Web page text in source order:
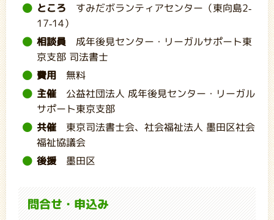
ところ すみだボランティアセンター（東向島2-
17-14）
相談員 成年後見センター・リーガルサポート東
京支部 司法書士
費用無料
主催 公益社団法人 成年後見センター・リーガル
サポート東京支部
共催 東京司法書士会、社会福祉法人 墨田区社会
福祉協議会
後援墨田区
問合せ・申込み